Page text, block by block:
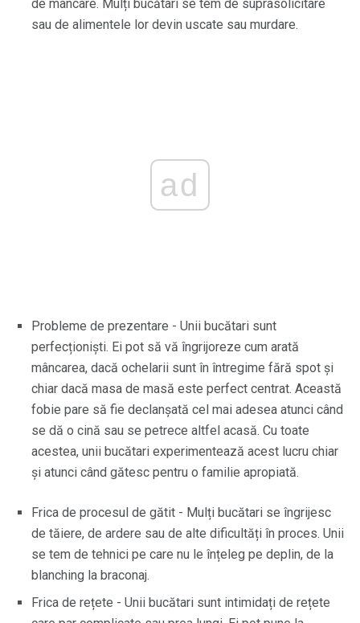
de mâncare. Mulți bucătari se tem de suprasolicitare
sau de alimentele lor devin uscate sau murdare.
ad
Probleme de prezentare - Unii bucătari sunt
perfecționiști. Ei pot să vă îngrijoreze cum arată
mâncarea, dacă ochelarii sunt în întregime fără spot și
chiar dacă masa de masă este perfect centrat. Această
fobie pare să fie declanșată cel mai adesea atunci când
se dă o cină sau se petrece altfel acasă. Cu toate
acestea, unii bucătari experimentează acest lucru chiar
și atunci când gătesc pentru o familie apropiată.
Frica de procesul de gătit - Mulți bucătari se îngrijesc
de tăiere, de ardere sau de alte dificultăți în proces. Unii
se tem de tehnici pe care nu le înțeleg pe deplin, de la
blanching la braconaj.
Frica de rețete - Unii bucătari sunt intimidați de rețete